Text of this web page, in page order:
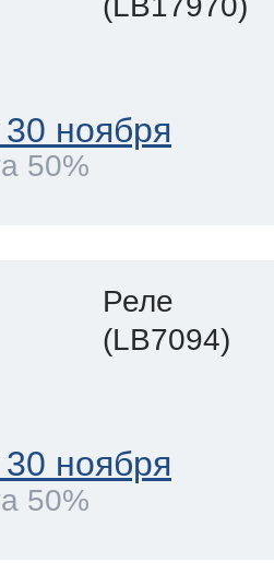
ноября
50%
Реле
(LB7094)
ноября
50%